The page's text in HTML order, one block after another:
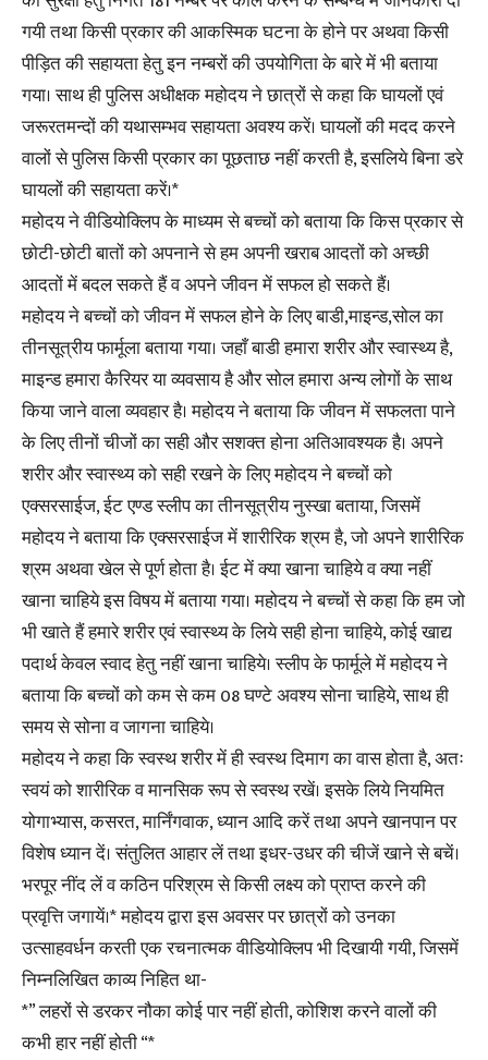
गयी तथा किसी प्रकार की आकस्मिक घटना के होने पर अथवा किसी
पीड़ित की सहायता हेतु इन नम्बरों की उपयोगिता के बारे में भी बताया
गया। साथ ही पुलिस अधीक्षक महोदय ने छात्रों से कहा कि घायलों एवं
जरूरतमन्दों की यथासम्भव सहायता अवश्य करें। घायलों की मदद करने
वालों से पुलिस किसी प्रकार का पूछताछ नहीं करती है, इसलिये बिना डरे
घायलों की सहायता करें।*
महोदय ने वीडियोक्लिप के माध्यम से बच्चों को बताया कि किस प्रकार से
छोटी-छोटी बातों को अपनाने से हम अपनी खराब आदतों को अच्छी
आदतों में बदल सकते हैं व अपने जीवन में सफल हो सकते हैं।
महोदय ने बच्चों को जीवन में सफल होने के लिए बाडी,माइन्ड,सोल का
तीनसूत्रीय फार्मूला बताया गया। जहाँ बाडी हमारा शरीर और स्वास्थ्य है,
माइन्ड हमारा कैरियर या व्यवसाय है और सोल हमारा अन्य लोगों के साथ
किया जाने वाला व्यवहार है। महोदय ने बताया कि जीवन में सफलता पाने
के लिए तीनों चीजों का सही और सशक्त होना अतिआवश्यक है। अपने
शरीर और स्वास्थ्य को सही रखने के लिए महोदय ने बच्चों को
एक्सरसाईज, ईट एण्ड स्लीप का तीनसूत्रीय नुस्खा बताया, जिसमें
महोदय ने बताया कि एक्सरसाईज में शारीरिक श्रम है, जो अपने शारीरिक
श्रम अथवा खेल से पूर्ण होता है। ईट में क्या खाना चाहिये व क्या नहीं
खाना चाहिये इस विषय में बताया गया। महोदय ने बच्चों से कहा कि हम जो
भी खाते हैं हमारे शरीर एवं स्वास्थ्य के लिये सही होना चाहिये, कोई खाद्य
पदार्थ केवल स्वाद हेतु नहीं खाना चाहिये। स्लीप के फार्मूले में महोदय ने
बताया कि बच्चों को कम से कम 08 घण्टे अवश्य सोना चाहिये, साथ ही
समय से सोना व जागना चाहिये।
महोदय ने कहा कि स्वस्थ शरीर में ही स्वस्थ दिमाग का वास होता है, अतः
स्वयं को शारीरिक व मानसिक रूप से स्वस्थ रखें। इसके लिये नियमित
योगाभ्यास, कसरत, मार्निंगवाक, ध्यान आदि करें तथा अपने खानपान पर
विशेष ध्यान दें। संतुलित आहार लें तथा इधर-उधर की चीजें खाने से बचें।
भरपूर नींद लें व कठिन परिश्रम से किसी लक्ष्य को प्राप्त करने की
प्रवृत्ति जगायें।* महोदय द्वारा इस अवसर पर छात्रों को उनका
उत्साहवर्धन करती एक रचनात्मक वीडियोक्लिप भी दिखायी गयी, जिसमें
निम्नलिखित काव्य निहित था-
*” लहरों से डरकर नौका कोई पार नहीं होती, कोशिश करने वालों की
कभी हार नहीं होती “*